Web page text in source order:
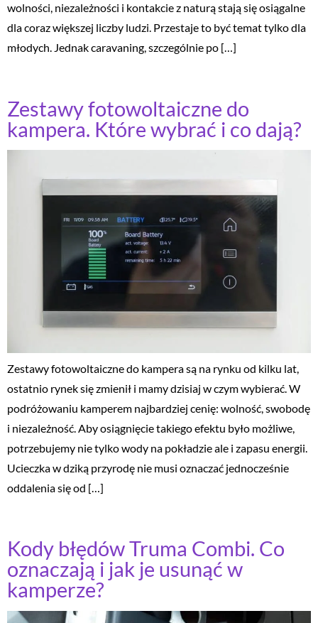
wolności, niezależności i kontakcie z naturą stają się osiągalne
dla coraz większej liczby ludzi. Przestaje to być temat tylko dla
młodych. Jednak caravaning, szczególnie po […]
Zestawy fotowoltaiczne do
kampera. Które wybrać i co dają?
Zestawy fotowoltaiczne do kampera są na rynku od kilku lat,
ostatnio rynek się zmienił i mamy dzisiaj w czym wybierać. W
podróżowaniu kamperem najbardziej cenię: wolność, swobodę
i niezależność. Aby osiągnięcie takiego efektu było możliwe,
potrzebujemy nie tylko wody na pokładzie ale i zapasu energii.
Ucieczka w dziką przyrodę nie musi oznaczać jednocześnie
oddalenia się od […]
Kody błędów Truma Combi. Co
oznaczają i jak je usunąć w
kamperze?